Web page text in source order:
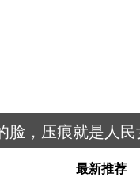
脸，压痕就是人民
最新推荐